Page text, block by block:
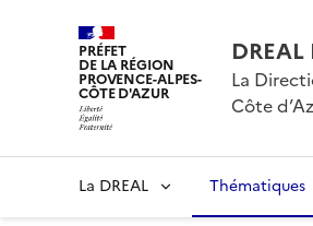
PRÉFET
DE LA RÉGION
PROVENCE-ALPES-
CÔTE D'AZUR
La
Côte
La DREAL Thématiques